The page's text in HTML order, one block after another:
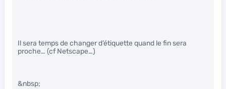
Il sera temps de changer d’étiquette quand le fin sera
proche… (cf Netscape…)
&nbsp;